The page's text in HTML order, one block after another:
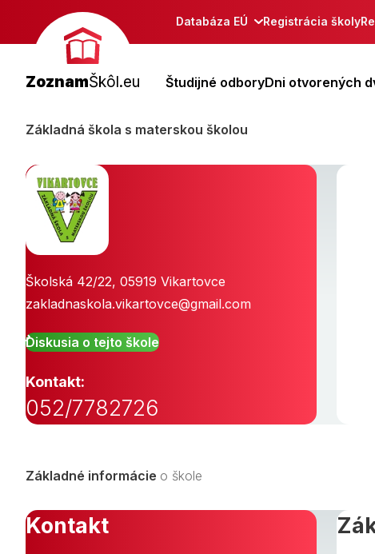
Databáza EÚ Registrácia školy
ZoznamŠkôl.eu Študijné odboryDni otvorených
Základná škola s materskou školou
Školská 42/22, 05919 Vikartovce
zakladnaskola.vikartovce@gmail.com
Diskusia o tejto škole
Kontakt:
052/7782726
Základné informácie o škole
Kontakt